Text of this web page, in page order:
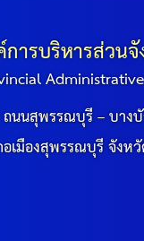
การบริหารส่วน
นนสุพรรณบุรี – บาง
อเมืองสุพรรณบุรี จัง